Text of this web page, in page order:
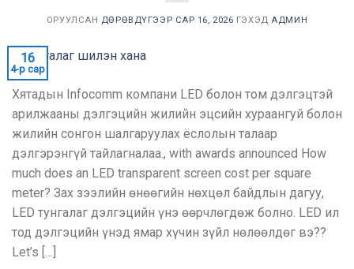
ОРУУЛСАН ДӨРӨВДҮГЭЭР САР 16, 2026 ГЭХЭДАДМИН
16
4-р сар
Хятадын Infocomm компани LED болон том дэлгэцтэй
арилжааны дэлгэцийн жилийн эцсийн хураангуй болон
жилийн сонгон шалгаруулах ёслолын талаар
дэлгэрэнгүй тайлагналаа., with awards announced How
much does an LED transparent screen cost per square
meter? Зах зээлийн өнөөгийн нөхцөл байдлын дагуу,
LED тунгалаг дэлгэцийн үнэ өөрчлөгдөж болно. LED ил
тод дэлгэцийн үнэд ямар хүчин зүйл нөлөөлдөг вэ??
Let’s […]